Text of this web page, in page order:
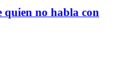
quien no habla con